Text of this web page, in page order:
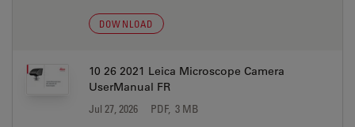
DOWNLOAD
10 26 2021 Leica Microscope Camera
UserManual FR
Jul 27, 2026 PDF, 3 MB